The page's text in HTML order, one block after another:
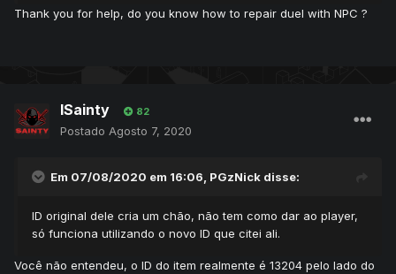
Thank you for help, do you know how to repair duel with NPC ?
lSainty 82
Postado Agosto 7, 2020
Em 07/08/2020 em 16:06, PGzNick disse:
ID original dele cria um chão, não tem como dar ao player,
só funciona utilizando o novo ID que citei ali.
Você não entendeu, o ID do item realmente é 13204 pelo lado do